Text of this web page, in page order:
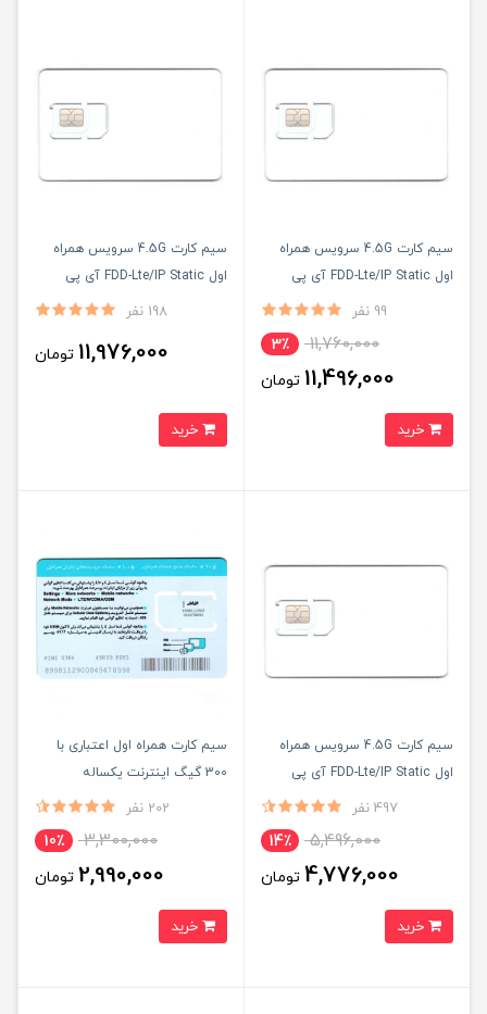
سیم کارت 4.5G سرویس همراه
اول FDD-Lte/IP Static آی پی
استاتیک یکساله با 180 گیگ
اینترنت شش ماهه (مخصوص
99 نفر
11,760,000 3٪
11,496,000 تومان
سیم کارت 4.5G سرویس همراه
اول FDD-Lte/IP Static آی پی
استاتیک شش ماه با 300 گیگ
198 نفر
11,976,000 تومان
سیم کارت 4.5G سرویس همراه
اول FDD-Lte/IP Static آی پی
استاتیک شش ماهه (مخصوص
497 نفر
5,496,000 14٪
4,776,000 تومان
سیم کارت همراه اول اعتباری با
300 گیگ اینترنت یکساله
202 نفر
3,300,000 10٪
2,990,000 تومان